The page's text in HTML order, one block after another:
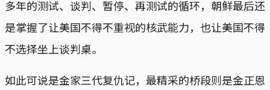
多年的测试、谈判、暂停、再测试的循环，朝鲜最后还
是掌握了让美国不得不重视的核武能力，也让美国不得
不选择坐上谈判桌。
如此可说是金家三代复仇记，最精采的桥段则是金正恩